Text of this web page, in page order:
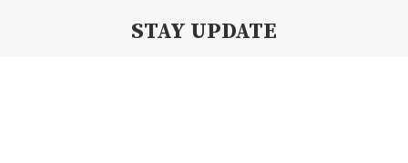
STAY UPDATE